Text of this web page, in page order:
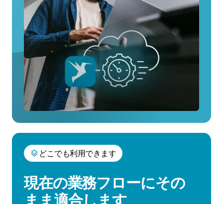
を
見
る
どこでも利用できます
現在の業務フローにその
まま適合します